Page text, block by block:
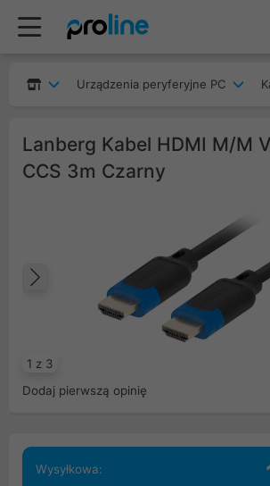
Urządzenia peryferyjne PC
Lanberg Kabel HDMI M/M
CCS 3m Czarny
1 z 3
Poprzedni
Dodaj pierwszą opinię
Wysyłkowa: